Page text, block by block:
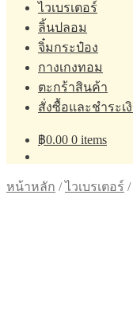
ไวเบรเตอร์
ลิ้นปลอม
จิ๋มกระป๋อง
กางเกงทอม
ตะกร้าสินค้า
สั่งซื้อและชำระเ
฿0.00 0 items
หน้าหลัก /ไวเบรเตอร์ /